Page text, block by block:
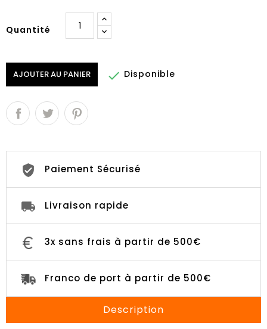
Quantité
AJOUTER AU PANIER  Disponible
Paiement Sécurisé
Livraison rapide
3x sans frais à partir de 500€
Franco de port à partir de 500€
Description